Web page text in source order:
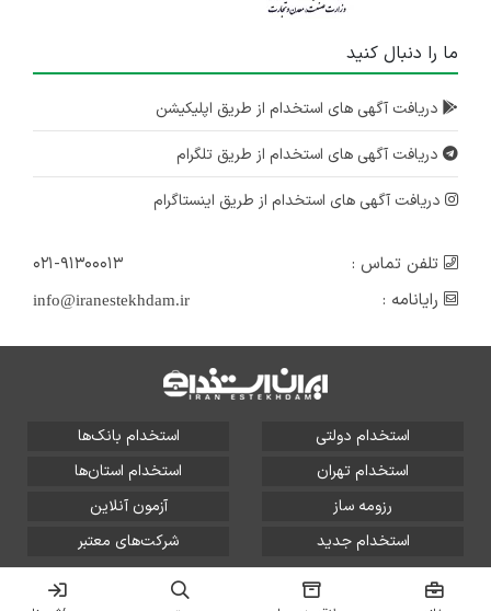
ما را دنبال کنید
دریافت آگهی های استخدام از طریق اپلیکیشن
دریافت آگهی های استخدام از طریق تلگرام
دریافت آگهی های استخدام از طریق اینستاگرام
تلفن تماس :
۰۲۱-۹۱۳۰۰۰۱۳
رایانامه :
info@iranestekhdam.ir
استخدام دولتی
استخدام بانک‌ها
استخدام تهران
استخدام استان‌ها
رزومه ساز
آزمون آنلاین
استخدام جدید
شرکت‌های معتبر
تمامی حقوق این سایت برای آلتین سیستم محفوظ است و هر
گونه سوءاستفاده از آن پیگرد قانونی دارد.